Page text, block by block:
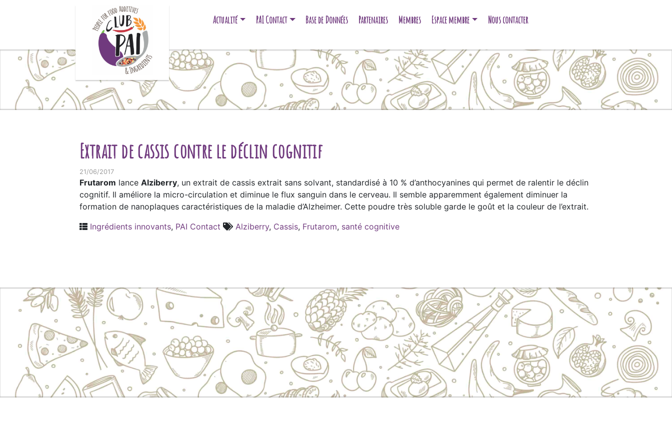
Actualité PAI Contact Base de Données Partenaires Membres Espace membre Nous contacter
Extrait de cassis contre le déclin cognitif
21/06/2017
Frutarom lance Alziberry, un extrait de cassis extrait sans solvant, standardisé à 10 % d’anthocyanines qui permet de ralentir le déclin
cognitif. Il améliore la micro-circulation et diminue le flux sanguin dans le cerveau. Il semble apparemment également diminuer la
formation de nanoplaques caractéristiques de la maladie d’Alzheimer. Cette poudre très soluble garde le goût et la couleur de l’extrait.
Ingrédients innovants, PAI Contact Alziberry, Cassis, Frutarom, santé cognitive